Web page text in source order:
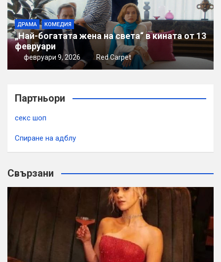
ДРАМА КОМЕДИЯ
„Най-богатата жена на света“ в кината от 13
февруари
февруари 9, 2026 Red Carpet
Партньори
секс шоп
Спиране на адблу
Свързани